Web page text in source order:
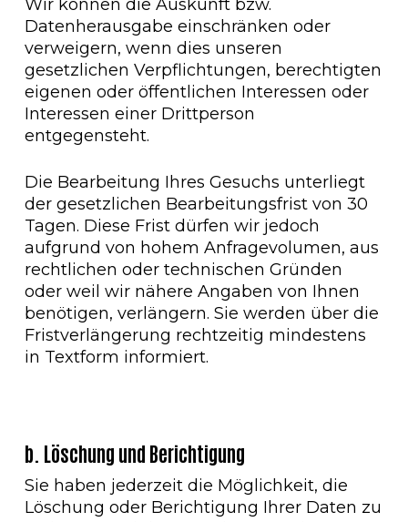
Wir können die Auskunft bzw.
Datenherausgabe einschränken oder
verweigern, wenn dies unseren
gesetzlichen Verpflichtungen, berechtigten
eigenen oder öffentlichen Interessen oder
Interessen einer Drittperson
entgegensteht.
Die Bearbeitung Ihres Gesuchs unterliegt
der gesetzlichen Bearbeitungsfrist von 30
Tagen. Diese Frist dürfen wir jedoch
aufgrund von hohem Anfragevolumen, aus
rechtlichen oder technischen Gründen
oder weil wir nähere Angaben von Ihnen
benötigen, verlängern. Sie werden über die
Fristverlängerung rechtzeitig mindestens
in Textform informiert.
b. Löschung und Berichtigung
Sie haben jederzeit die Möglichkeit, die
Löschung oder Berichtigung Ihrer Daten zu